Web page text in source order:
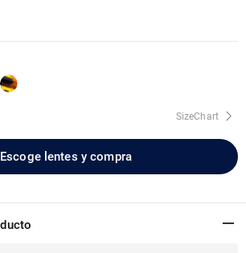
SizeChart
Escoge lentes y compra